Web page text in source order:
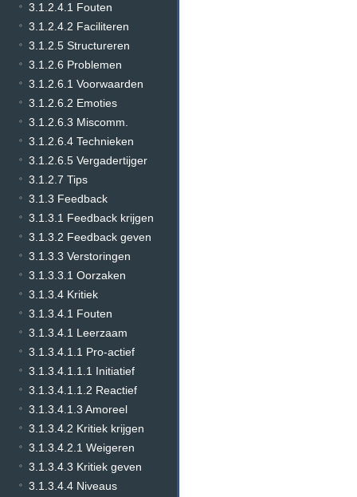
3.1.2.4.1 Fouten
3.1.2.4.2 Faciliteren
3.1.2.5 Structureren
3.1.2.6 Problemen
3.1.2.6.1 Voorwaarden
3.1.2.6.2 Emoties
3.1.2.6.3 Miscomm.
3.1.2.6.4 Technieken
3.1.2.6.5 Vergadertijger
3.1.2.7 Tips
3.1.3 Feedback
3.1.3.1 Feedback krijgen
3.1.3.2 Feedback geven
3.1.3.3 Verstoringen
3.1.3.3.1 Oorzaken
3.1.3.4 Kritiek
3.1.3.4.1 Fouten
3.1.3.4.1 Leerzaam
3.1.3.4.1.1 Pro-actief
3.1.3.4.1.1.1 Initiatief
3.1.3.4.1.1.2 Reactief
3.1.3.4.1.3 Amoreel
3.1.3.4.2 Kritiek krijgen
3.1.3.4.2.1 Weigeren
3.1.3.4.3 Kritiek geven
3.1.3.4.4 Niveaus